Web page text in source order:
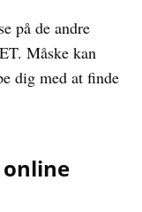
på de andre
Måske kan
dig med at finde
online